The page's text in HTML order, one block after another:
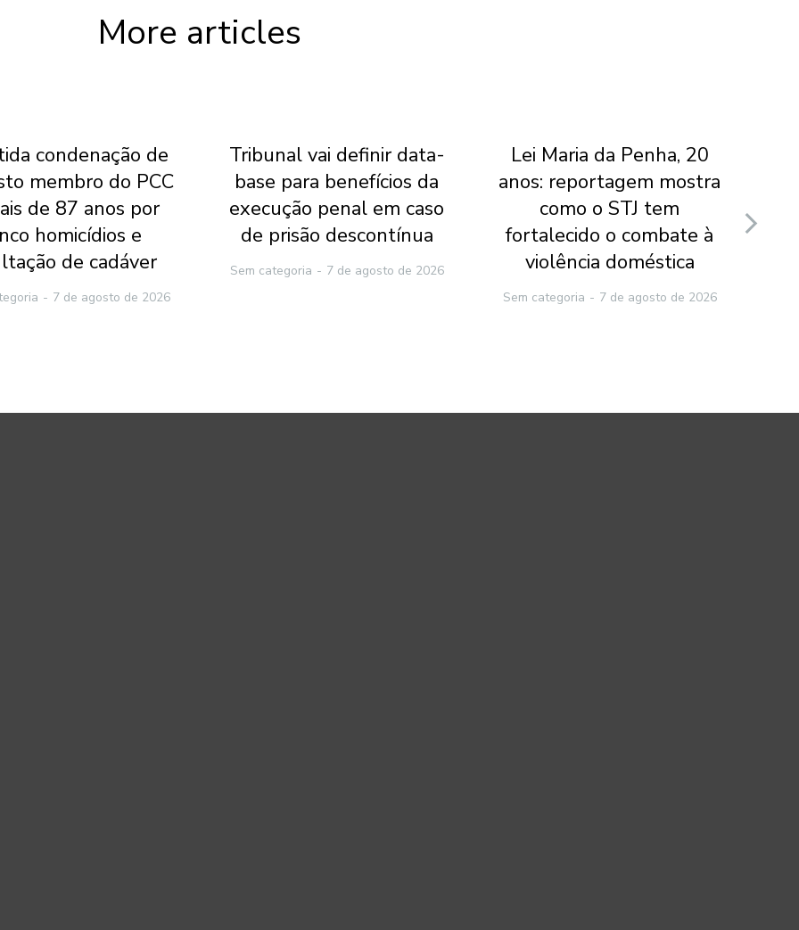
More articles
condenação de
membro do PCC
de 87 anos por
homicídios e
de cadáver
7 de agosto de 2026
Tribunal vai definir data-
base para benefícios da
execução penal em caso
de prisão descontínua
Sem categoria 7 de agosto de 2026
Lei Maria da Penha, 20
anos: reportagem mostra
como o STJ tem
fortalecido o combate à
violência doméstica
Sem categoria 7 de agosto de 2026